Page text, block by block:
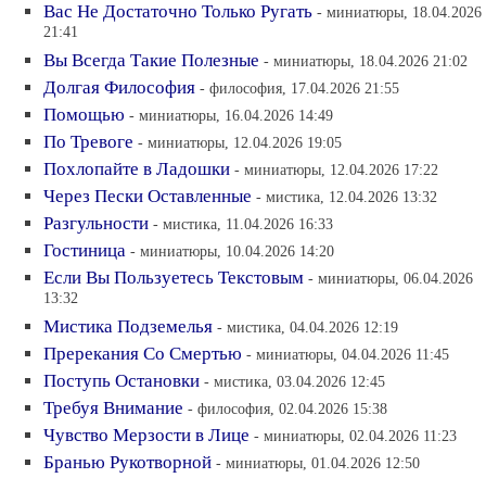
Вас Не Достаточно Только Ругать - миниатюры, 18.04.2026
21:41
Вы Всегда Такие Полезные - миниатюры, 18.04.2026 21:02
Долгая Философия - философия, 17.04.2026 21:55
Помощью - миниатюры, 16.04.2026 14:49
По Тревоге - миниатюры, 12.04.2026 19:05
Похлопайте в Ладошки - миниатюры, 12.04.2026 17:22
Через Пески Оставленные - мистика, 12.04.2026 13:32
Разгульности - мистика, 11.04.2026 16:33
Гостиница - миниатюры, 10.04.2026 14:20
Если Вы Пользуетесь Текстовым - миниатюры, 06.04.2026
13:32
Мистика Подземелья - мистика, 04.04.2026 12:19
Пререкания Со Смертью - миниатюры, 04.04.2026 11:45
Поступь Остановки - мистика, 03.04.2026 12:45
Требуя Внимание - философия, 02.04.2026 15:38
Чувство Мерзости в Лице - миниатюры, 02.04.2026 11:23
Бранью Рукотворной - миниатюры, 01.04.2026 12:50